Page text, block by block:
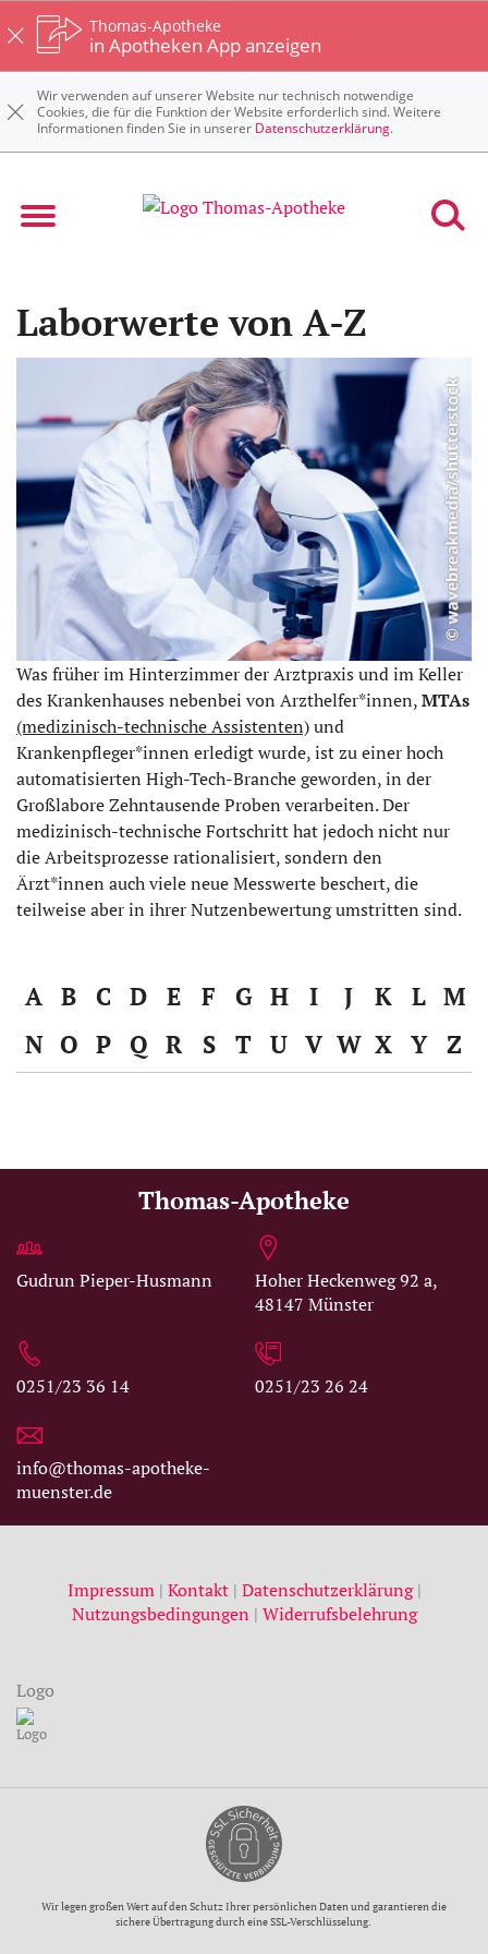
Thomas-Apotheke
in Apotheken App anzeigen
Wir verwenden auf unserer Website nur technisch notwendige
Cookies, die für die Funktion der Website erforderlich sind. Weitere
Informationen finden Sie in unserer Datenschutzerklärung.
Laborwerte von A-Z
Was früher im Hinterzimmer der Arztpraxis und im Keller
des Krankenhauses nebenbei von Arzthelfer*innen,MTAs
(medizinisch-technische Assistenten)und
Krankenpfleger*innen erledigt wurde, ist zu einer hoch
automatisierten High-Tech-Branche geworden, in der
Großlabore Zehntausende Proben verarbeiten. Der
medizinisch-technische Fortschritt hat jedoch nicht nur
die Arbeitsprozesse rationalisiert, sondern den
Ärzt*innen auch viele neue Messwerte beschert, die
teilweise aber in ihrer Nutzenbewertung umstritten sind.
A B C D E F G H I J K L M
N O P Q R S T U V W X Y Z
Thomas-Apotheke
Gudrun Pieper-Husmann
Hoher Heckenweg 92 a,
48147 Münster
0251/23 36 14 0251/23 26 24
info@thomas-apotheke-
muenster.de
Impressum | Kontakt| Datenschutzerklärung|
Nutzungsbedingungen | Widerrufsbelehrung
Logo
Wir legen großen Wert auf den Schutz Ihrer persönlichen Daten und garantieren die
sichere Übertragung durch eine SSL-Verschlüsselung.